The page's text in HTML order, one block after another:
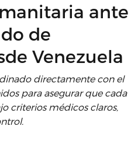
ante
de
Venezuela
directamente con el
para asegurar que cada
criterios médicos claros,